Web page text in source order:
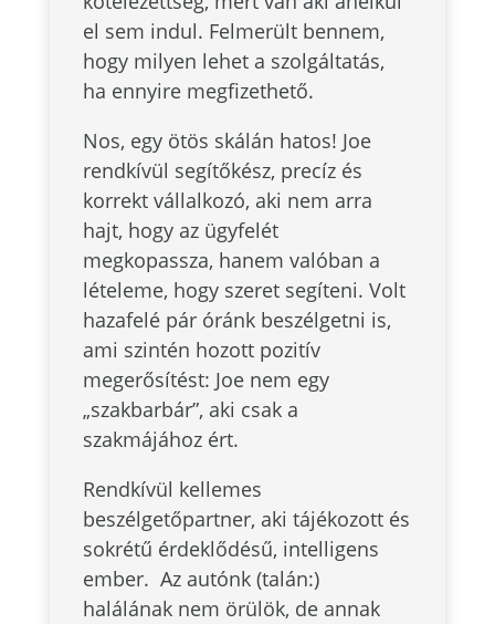
el sem indul. Felmerült bennem,
hogy milyen lehet a szolgáltatás,
ha ennyire megfizethető.
Nos, egy ötös skálán hatos! Joe
rendkívül segítőkész, precíz és
korrekt vállalkozó, aki nem arra
hajt, hogy az ügyfelét
megkopassza, hanem valóban a
lételeme, hogy szeret segíteni. Volt
hazafelé pár óránk beszélgetni is,
ami szintén hozott pozitív
megerősítést: Joe nem egy
„szakbarbár”, aki csak a
szakmájához ért.
Rendkívül kellemes
beszélgetőpartner, aki tájékozott és
sokrétű érdeklődésű, intelligens
ember. Az autónk (talán:)
halálának nem örülök, de annak